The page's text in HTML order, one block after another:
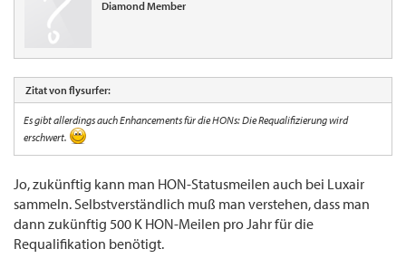
Diamond Member
Zitat von flysurfer:
Es gibt allerdings auch Enhancements für die HONs: Die Requalifizierung wird
erschwert.
Jo, zukünftig kann man HON-Statusmeilen auch bei Luxair
sammeln. Selbstverständlich muß man verstehen, dass man
dann zukünftig 500 K HON-Meilen pro Jahr für die
Requalifikation benötigt.